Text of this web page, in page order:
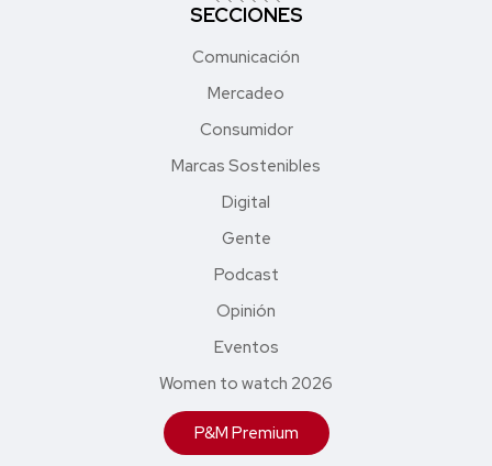
SECCIONES
Comunicación
Mercadeo
Consumidor
Marcas Sostenibles
Digital
Gente
Podcast
Opinión
Eventos
Women to watch 2026
P&M Premium